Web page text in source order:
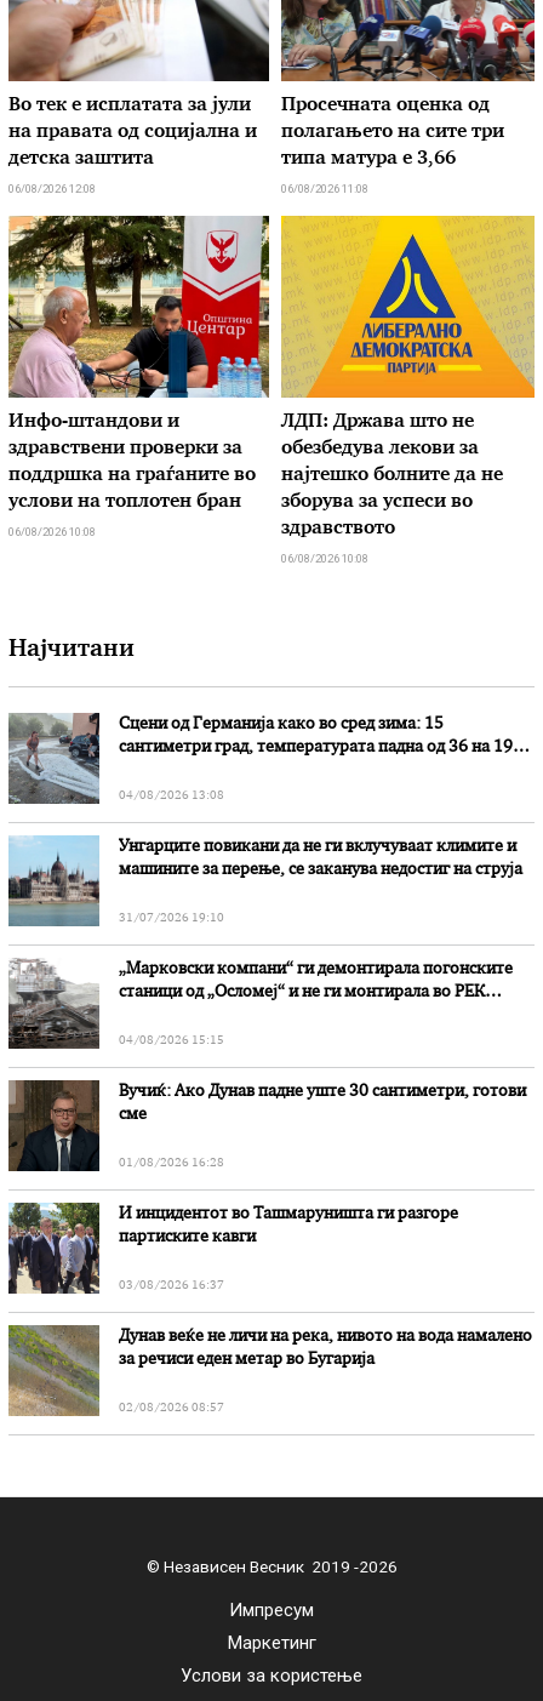
Во тек е исплатата за јули
на правата од социјална и
детска заштита
06/08/2026 12:08
Просечната оценка од
полагањето на сите три
типа матура е 3,66
06/08/2026 11:08
Инфо-штандови и
здравствени проверки за
поддршка на граѓаните во
услови на топлотен бран
06/08/2026 10:08
ЛДП: Држава што не
обезбедува лекови за
најтешко болните да не
зборува за успеси во
здравството
06/08/2026 10:08
Најчитани
Сцени од Германија како во сред зима: 15
сантиметри град, температурата падна од 36 на 19
04/08/2026 13:08
Унгарците повикани да не ги вклучуваат климите и
машините за перење, се заканува недостиг на струја
31/07/2026 19:10
„Марковски компани“ ги демонтирала погонските
станици од „Осломеј“ и не ги монтирала во РЕК
04/08/2026 15:15
Вучиќ: Ако Дунав падне уште 30 сантиметри, готови
сме
01/08/2026 16:28
И инцидентот во Ташмаруништa ги разгоре
партиските кавги
03/08/2026 16:37
Дунав веќе не личи на река, нивото на вода намалено
за речиси еден метар во Бугарија
02/08/2026 08:57
© Независен Весник 2019 -2026
Импресум
Маркетинг
Услови за користење